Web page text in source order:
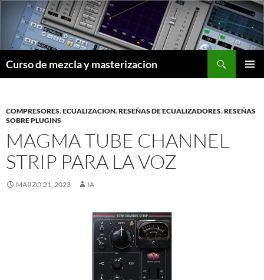
contenido
Curso de mezcla y masterizacion
COMPRESORES,ECUALIZACION,RESEÑAS DE ECUALIZADORES,RESEÑAS
SOBRE PLUGINS
MAGMA TUBE CHANNEL
STRIP PARA LA VOZ
MARZO 21, 2023 IA